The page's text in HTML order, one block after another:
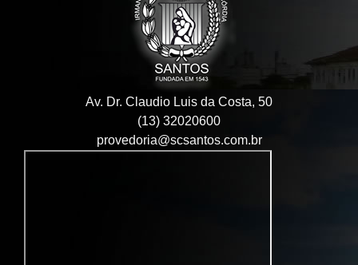
Av. Dr. Claudio Luis da Costa, 50
(13) 32020600
provedoria@scsantos.com.br